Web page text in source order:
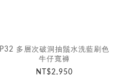
P32 多層次破洞抽鬚水洗藍刷色
牛仔寬褲
NT$2,950